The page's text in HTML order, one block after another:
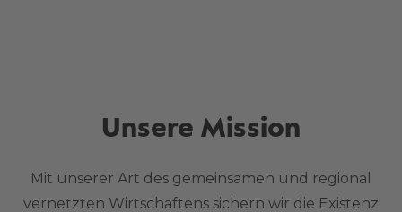
Unsere Mission
Mit unserer Art des gemeinsamen und regional
vernetzten Wirtschaftens sichern wir die Existenz